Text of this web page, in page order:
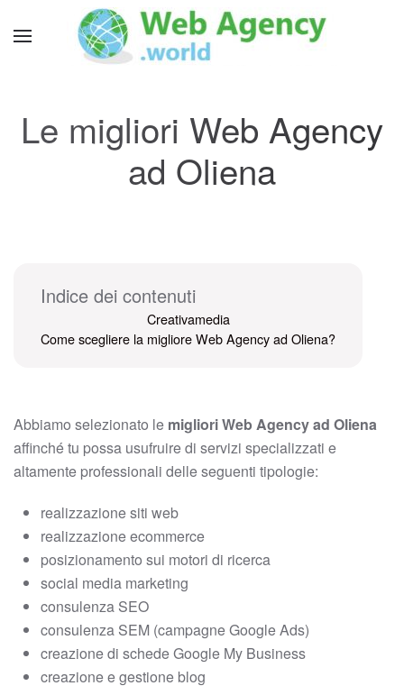
Le migliori Web Agency
ad Oliena
Indice dei contenuti
Creativamedia
Come scegliere la migliore Web Agency ad Oliena?
Abbiamo selezionato le migliori Web Agency ad Oliena
affinché tu possa usufruire di servizi specializzati e
altamente professionali delle seguenti tipologie:
realizzazione siti web
realizzazione ecommerce
posizionamento sui motori di ricerca
social media marketing
consulenza SEO
consulenza SEM (campagne Google Ads)
creazione di schede Google My Business
creazione e gestione blog